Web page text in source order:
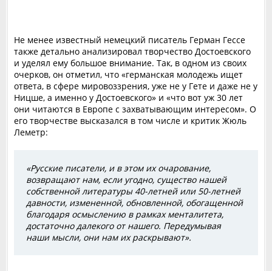
Не менее известный немецкий писатель Герман Гессе
также детально анализировал творчество Достоевского
и уделял ему большое внимание. Так, в одном из своих
очерков, он отметил, что «германская молодежь ищет
ответа, в сфере мировоззрения, уже не у Гете и даже не у
Ницше, а именно у Достоевского» и «что вот уж 30 лет
они читаются в Европе с захватывающим интересом». О
его творчестве высказался в том числе и критик Жюль
Ле­метр:
«Русские писатели, и в этом их очарование,
возвращают нам, если угод­но, существо нашей
собственной литературы 40-летней или 50-летней
дав­ности, измененной, обновленной, обогащенной
благодаря осмысле­нию в рам­ках менталитета,
достаточно далекого от нашего. Передумы­вая
наши мысли, они нам их раскрывают».